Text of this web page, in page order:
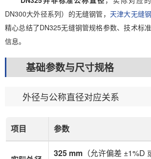
DN300大外径系列）的无缝钢管， 天津大无缝
精心总结了DN325无缝钢管规格参数、技术标
信息。
基础参数与尺寸规格
外径与公称直径对应关系
项目 参数
325 mm （允许偏差 ±1%D